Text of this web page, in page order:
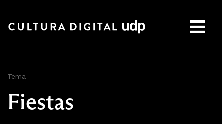
Tema
Fiestas